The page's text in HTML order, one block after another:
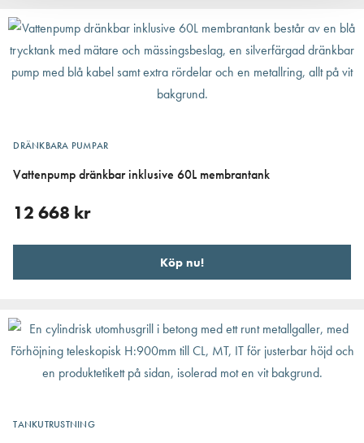
DRÄNKBARA PUMPAR
Vattenpump dränkbar inklusive 60L membrantank
12 668 kr
Köp nu!
TANKUTRUSTNING